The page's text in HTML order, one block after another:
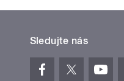
Sledujte nás